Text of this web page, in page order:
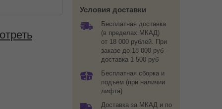
Условия доставки
Бесплатная доставка
(в пределах МКАД)
от 18 000 рублей. При
заказе до 18 000 руб -
доставка 1 500 руб
Бесплатная сборка и
подъем (при наличии
лифта)
Доставка за МКАД и по